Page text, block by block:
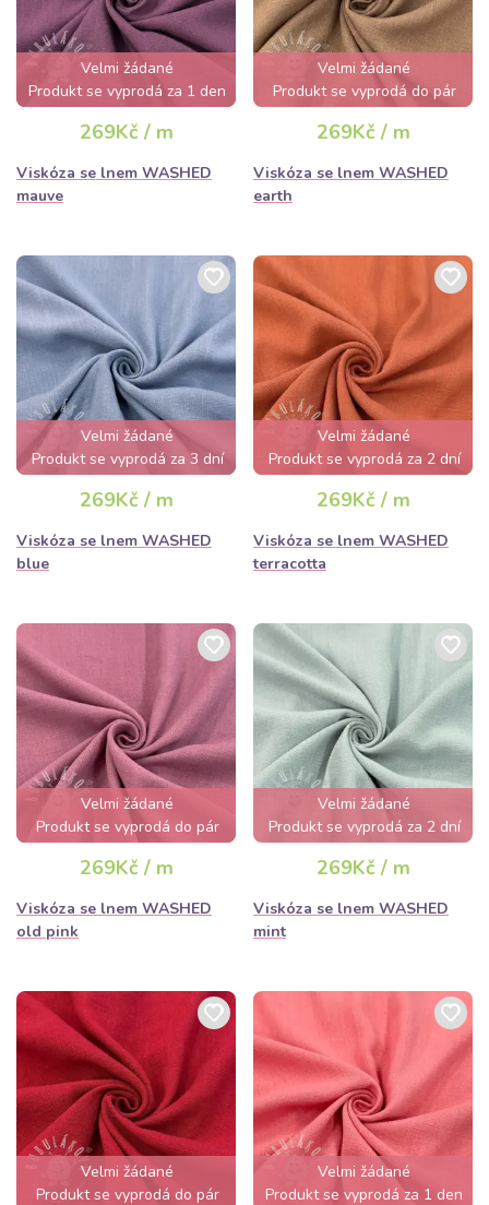
Velmi žádané
Produkt se vyprodá za 1 den
269Kč / m
Viskóza se lnem WASHED
mauve
Velmi žádané
Produkt se vyprodá do pár
hodin
269Kč / m
Viskóza se lnem WASHED
earth
Velmi žádané
Produkt se vyprodá za 3 dní
269Kč / m
Viskóza se lnem WASHED
blue
Velmi žádané
Produkt se vyprodá za 2 dní
269Kč / m
Viskóza se lnem WASHED
terracotta
Velmi žádané
Produkt se vyprodá do pár
hodin
269Kč / m
Viskóza se lnem WASHED
old pink
Velmi žádané
Produkt se vyprodá za 2 dní
269Kč / m
Viskóza se lnem WASHED
mint
Velmi žádané
Produkt se vyprodá do pár
Velmi žádané
Produkt se vyprodá za 1 den